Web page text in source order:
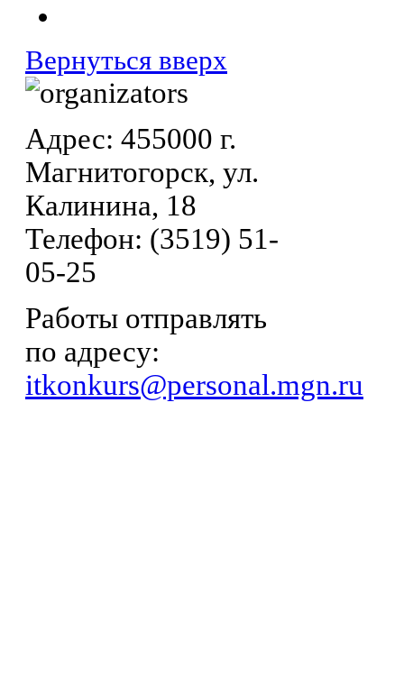
Вернуться вверх
Адрес: 455000 г.
Магнитогорск, ул.
Калинина, 18
Телефон: (3519) 51-
05-25
Работы отправлять
по адресу:
itkonkurs@personal.mgn.ru